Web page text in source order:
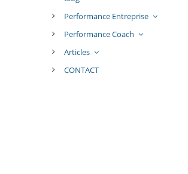
Performance Entreprise
Performance Coach
Articles
CONTACT